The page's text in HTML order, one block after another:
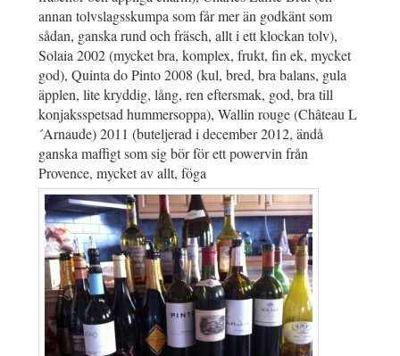
annan tolvslagsskumpa som får mer än godkänt som
sådan, ganska rund och fräsch, allt i ett klockan tolv),
Solaia 2002 (mycket bra, komplex, frukt, fin ek, mycket
god), Quinta do Pinto 2008 (kul, bred, bra balans, gula
äpplen, lite kryddig, lång, ren eftersmak, god, bra till
konjaksspetsad hummersoppa), Wallin rouge (Château L
´Arnaude) 2011 (buteljerad i december 2012, ändå
ganska maffigt som sig bör för ett powervin från
Provence, mycket av allt, föga